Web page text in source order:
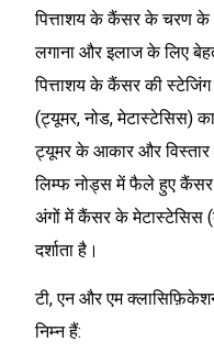
पित्ताशय के कैंसर के चरण के
लगाना और इलाज के लिए
पित्ताशय के कैंसर की
(ट्यूमर, नोड, मेटास्टेसिस)
ट्यूमर के आकार और विस्तार
लिम्फ नोड्स में फैले हुए कैंसर
अंगों में कैंसर के मेटास्टेसिस
दर्शाता है।
टी, एन और एम
निम्न हैं: